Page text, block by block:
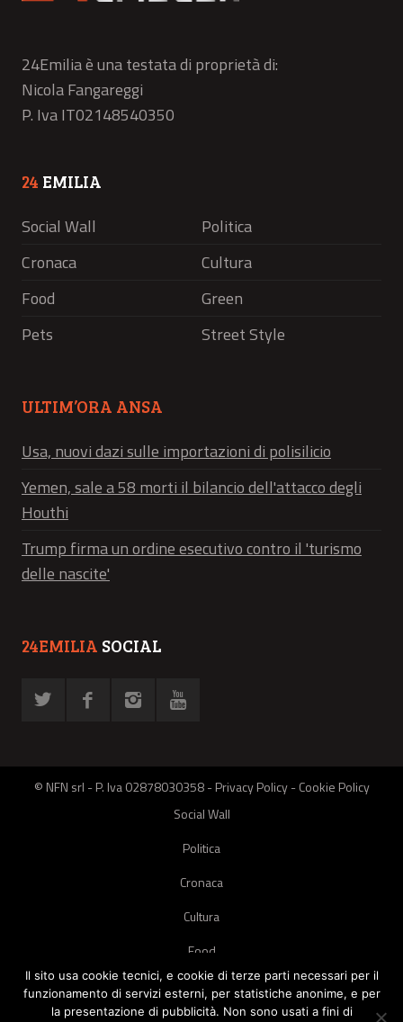
24Emilia è una testata di proprietà di:
Nicola Fangareggi
P. Iva IT02148540350
24 EMILIA
Social Wall
Politica
Cronaca
Cultura
Food
Green
Pets
Street Style
ULTIM’ORA ANSA
Usa, nuovi dazi sulle importazioni di polisilicio
Yemen, sale a 58 morti il bilancio dell'attacco degli
Houthi
Trump firma un ordine esecutivo contro il 'turismo
delle nascite'
24EMILIA SOCIAL
© NFN srl - P. Iva 02878030358 -Privacy Policy-Cookie Policy
Social Wall
Politica
Cronaca
Cultura
Food
Green
Il sito usa cookie tecnici, e cookie di terze parti necessari per il
funzionamento di servizi esterni, per statistiche anonime, e per
la presentazione di pubblicità. Non sono usati a fini di